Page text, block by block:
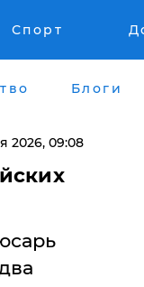
Спорт
Блоги
2026, 09:08